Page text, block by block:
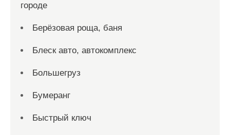
городе
Берёзовая роща, баня
Блеск авто, автокомплекс
Большегруз
Бумеранг
Быстрый ключ